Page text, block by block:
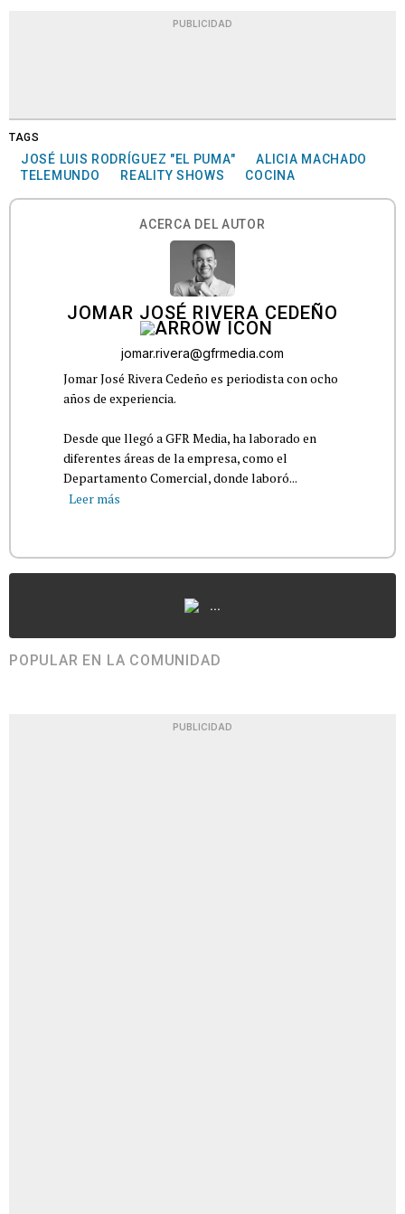
PUBLICIDAD
TAGS
JOSÉ LUIS RODRÍGUEZ "EL PUMA"
ALICIA MACHADO
TELEMUNDO
REALITY SHOWS COCINA
ACERCA DEL AUTOR
JOMAR JOSÉ RIVERA CEDEÑO
jomar.rivera@gfrmedia.com
Jomar José Rivera Cedeño es periodista con ocho
años de experiencia.
Desde que llegó a GFR Media, ha laborado en
diferentes áreas de la empresa, como el
Departamento Comercial, donde laboró...
Leer más
...
POPULAR EN LA COMUNIDAD
PUBLICIDAD